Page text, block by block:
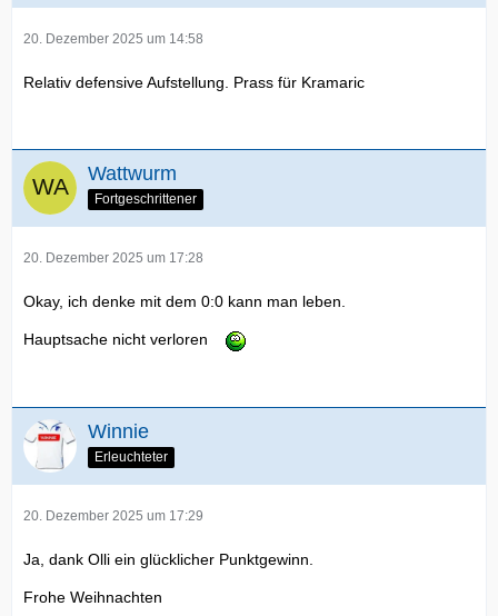
20. Dezember 2025 um 14:58
Relativ defensive Aufstellung. Prass für Kramaric
Wattwurm
Fortgeschrittener
20. Dezember 2025 um 17:28
Okay, ich denke mit dem 0:0 kann man leben.
Hauptsache nicht verloren
Winnie
Erleuchteter
20. Dezember 2025 um 17:29
Ja, dank Olli ein glücklicher Punktgewinn.
Frohe Weihnachten